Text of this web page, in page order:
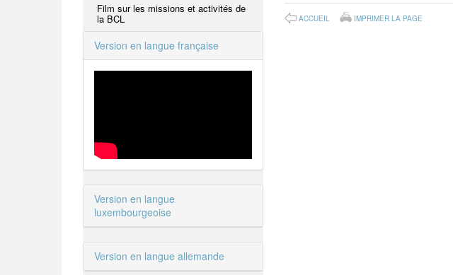
Film sur les missions et activités de
la BCL
Version en langue française
Version en langue
luxembourgeoise
Version en langue allemande
ACCUEIL IMPRIMER LA PAGE